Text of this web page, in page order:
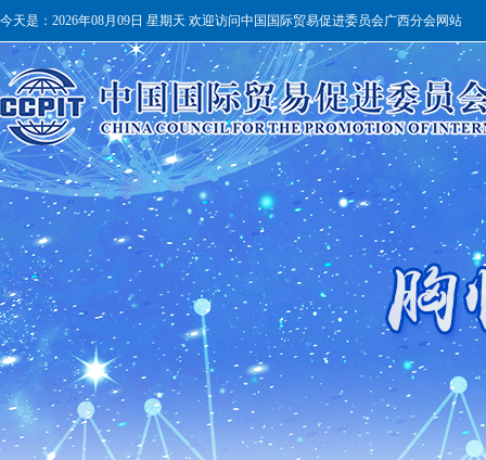
今天是： 2026年08月09日 星期天 欢迎访问中国国际贸易促进委员会广西分会网站